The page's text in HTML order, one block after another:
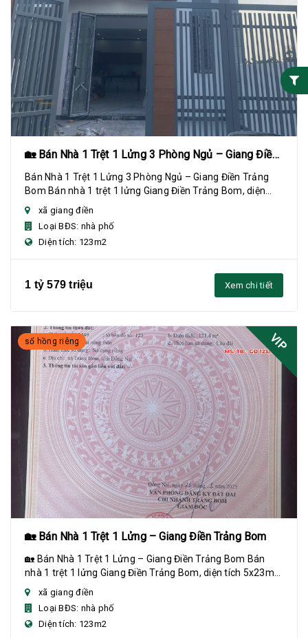
🏡 Bán Nhà 1 Trệt 1 Lửng 3 Phòng Ngủ – Giang Điền
Trảng Bom
Bán Nhà 1 Trệt 1 Lửng 3 Phòng Ngủ – Giang Điền Trảng
Bom Bán nhà 1 trệt 1 lửng Giang Điền Trảng Bom, diện
tích 5x23m (123m²), 3 phòng ngủ, sổ riên...
xã giang điền
Loại BĐS: nhà phố
Diện tích: 123m2
1 tỷ 579 triệu Xem chi tiết
sổ hồng riêng VIP
🏡 Bán Nhà 1 Trệt 1 Lửng – Giang Điền Trảng Bom
🏡 Bán Nhà 1 Trệt 1 Lửng – Giang Điền Trảng Bom Bán
nhà 1 trệt 1 lửng Giang Điền Trảng Bom, diện tích 5x23m
(123m²), 3 phòng ngủ, sổ riêng thổ cư,...
xã giang điền
Loại BĐS: nhà phố
Diện tích: 123m2